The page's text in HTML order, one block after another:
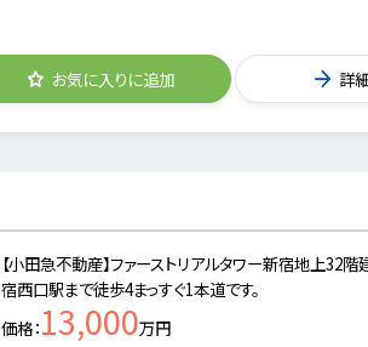
お気に入りに追加 詳
【小田急不動産】ファーストリアルタワー新宿地上32
宿西口駅まで徒歩4まっすぐ1本道です。
価格 13,000万円